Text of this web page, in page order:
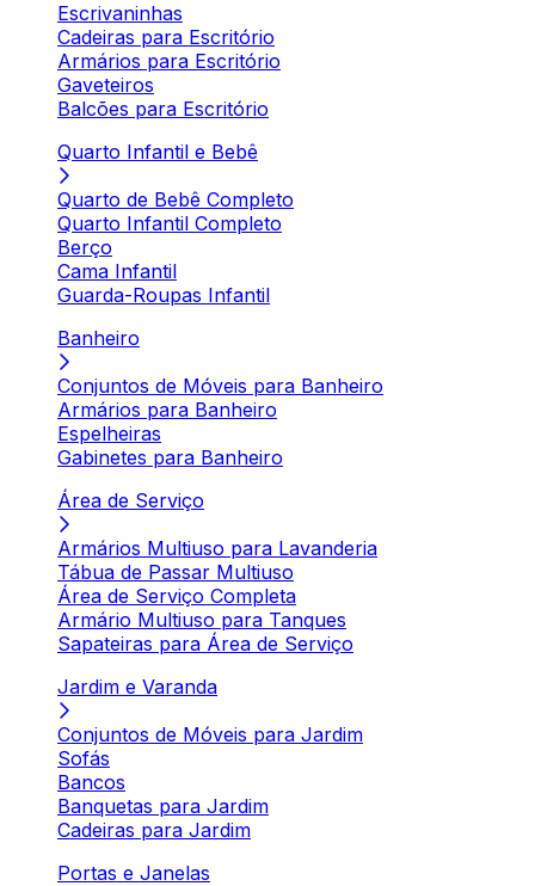
Escrivaninhas
Cadeiras para Escritório
Armários para Escritório
Gaveteiros
Balcões para Escritório
Quarto Infantil e Bebê
Quarto de Bebê Completo
Quarto Infantil Completo
Berço
Cama Infantil
Guarda-Roupas Infantil
Banheiro
Conjuntos de Móveis para Banheiro
Armários para Banheiro
Espelheiras
Gabinetes para Banheiro
Área de Serviço
Armários Multiuso para Lavanderia
Tábua de Passar Multiuso
Área de Serviço Completa
Armário Multiuso para Tanques
Sapateiras para Área de Serviço
Jardim e Varanda
Conjuntos de Móveis para Jardim
Sofás
Bancos
Banquetas para Jardim
Cadeiras para Jardim
Portas e Janelas